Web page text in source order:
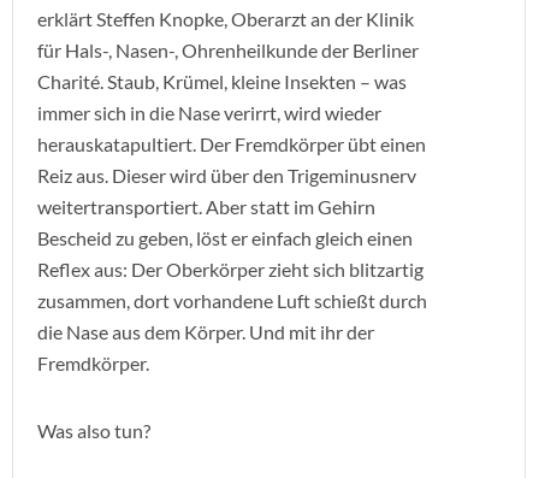
erklärt Steffen Knopke, Oberarzt an der Klinik
für Hals-, Nasen-, Ohrenheilkunde der Berliner
Charité. Staub, Krümel, kleine Insekten – was
immer sich in die Nase verirrt, wird wieder
herauskatapultiert. Der Fremdkörper übt einen
Reiz aus. Dieser wird über den Trigeminusnerv
weitertransportiert. Aber statt im Gehirn
Bescheid zu geben, löst er einfach gleich einen
Reflex aus: Der Oberkörper zieht sich blitzartig
zusammen, dort vorhandene Luft schießt durch
die Nase aus dem Körper. Und mit ihr der
Fremdkörper.
Was also tun?